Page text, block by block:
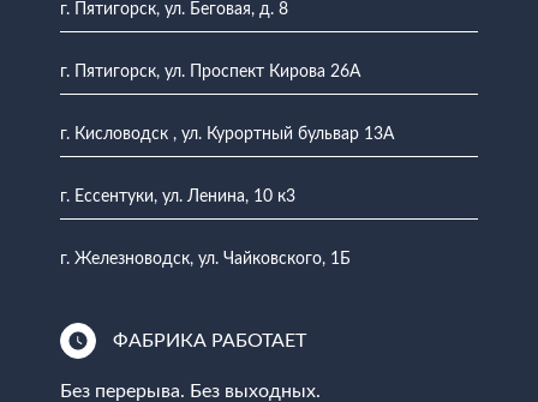
г. Пятигорск, ул. Беговая, д. 8
г. Пятигорск, ул. Проспект Кирова 26А
г. Кисловодск , ул. Курортный бульвар 13А
г. Ессентуки, ул. Ленина, 10 к3
г. Железноводск, ул. Чайковского, 1Б
ФАБРИКА РАБОТАЕТ
Без перерыва. Без выходных.